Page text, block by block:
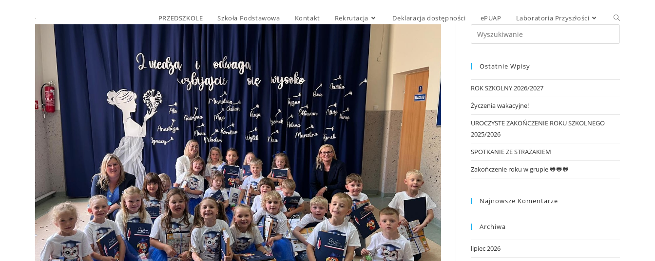
PRZEDSZKOLE Szkoła Podstawowa Kontakt Rekrutacja Deklaracja dostępności ePUAP Laboratoria Przyszłości
Ostatnie Wpisy
ROK SZKOLNY 2026/2027
Życzenia wakacyjne!
UROCZYSTE ZAKOŃCZENIE ROKU SZKOLNEGO
2025/2026
SPOTKANIE ZE STRAŻAKIEM
Zakończenie roku w grupie 🐸🐸🐸
Najnowsze Komentarze
Archiwa
lipiec 2026